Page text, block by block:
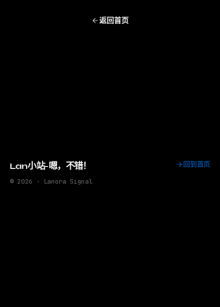
返回首页
Lan小站-嗯，不错！
© 2026 · Lanora Signal
回到首页